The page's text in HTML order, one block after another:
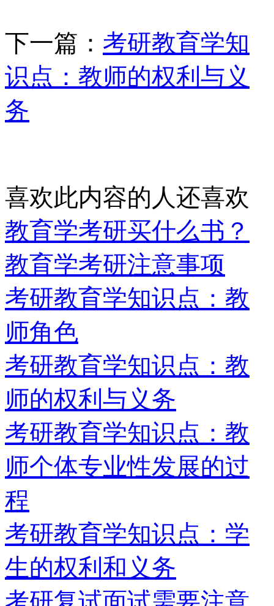
下一篇： 考研教育学知
识点：教师的权利与义
务
喜欢此内容的人还喜欢
教育学考研买什么书？
教育学考研注意事项
考研教育学知识点：教
师角色
考研教育学知识点：教
师的权利与义务
考研教育学知识点：教
师个体专业性发展的过
程
考研教育学知识点：学
生的权利和义务